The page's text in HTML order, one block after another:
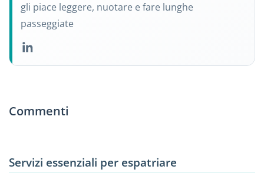
gli piace leggere, nuotare e fare lunghe
passeggiate
Commenti
Servizi essenziali per espatriare